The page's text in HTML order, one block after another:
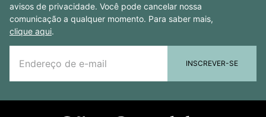
avisos de privacidade. Você pode cancelar nossa
comunicação a qualquer momento. Para saber mais,
clique aqui.
INSCREVER-SE